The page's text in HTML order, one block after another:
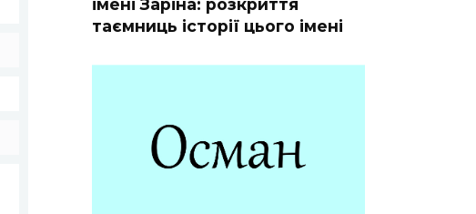
імені Заріна: розкриття
таємниць історії цього імені